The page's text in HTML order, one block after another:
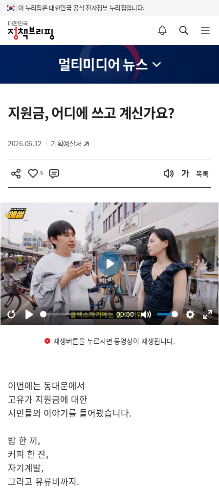
이 누리집은 대한민국 공식 전자정부 누리집입니다.
홈
알림설정 바로가기 검색 바로가기 메뉴 열기
멀티미디어 뉴스
텐
츠
역
지원금, 어디에 쓰고 계신가요?
2026.06.12 기획예산처
9 목록
재생버튼을 누르시면 동영상이 재생됩니다.
이번에는 동대문에서
고유가 지원금에 대한
시민들의 이야기를 들어봤습니다.
밥 한 끼,
커피 한 잔,
자기계발,
그리고 유류비까지.